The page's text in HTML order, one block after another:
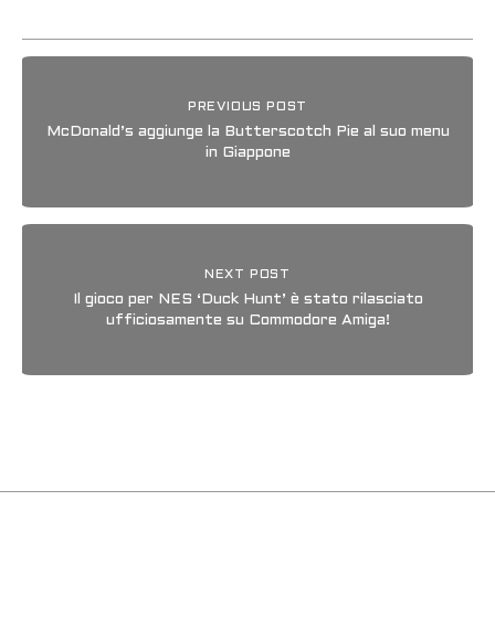
PREVIOUS POST
McDonald’s aggiunge la Butterscotch Pie al suo menu
in Giappone
NEXT POST
Il gioco per NES ‘Duck Hunt’ è stato rilasciato
ufficiosamente su Commodore Amiga!